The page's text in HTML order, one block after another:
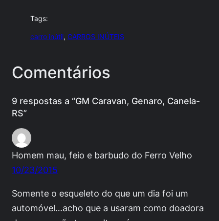
Tags:
carro inútil, CARROS INÚTEIS
Comentários
9 respostas a “GM Caravan, Genaro, Canela-
RS”
Homem mau, feio e barbudo do Ferro Velho
10/23/2015
Somente o esqueleto do que um dia foi um
automóvel…acho que a usaram como doadora